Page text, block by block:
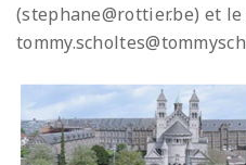
(stephane@rottier.be) et le